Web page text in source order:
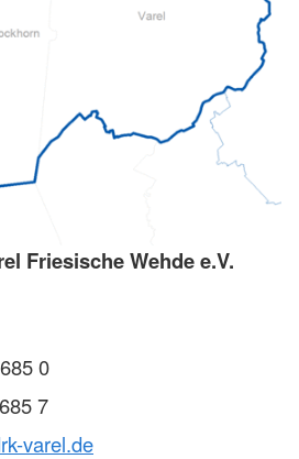
Friesische Wehde e.V.
0
7
varel.de